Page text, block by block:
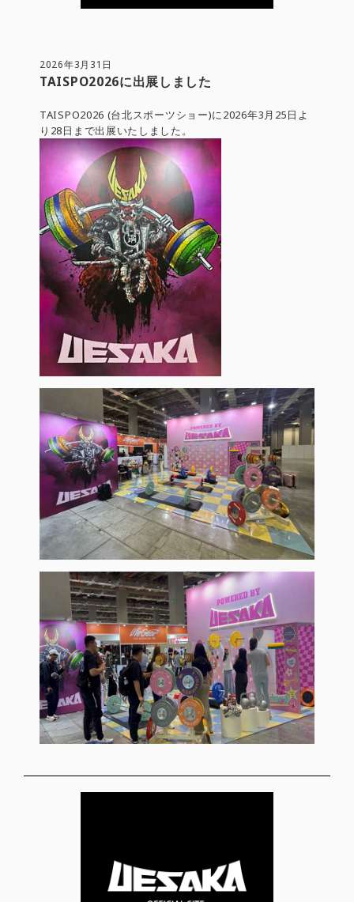
2026年3月31日
TAISPO2026に出展しました
TAISPO2026 (台北スポーツショー)に2026年3月25日よ
り28日まで出展いたしました。